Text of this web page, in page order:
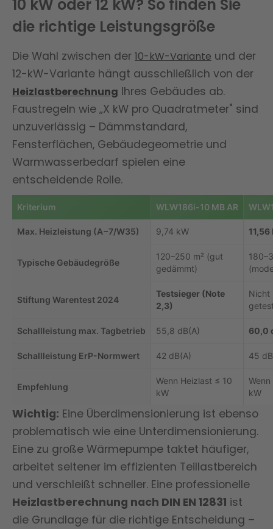
10 kW oder 12 kW? So finden Sie
die richtige Leistungsgröße
Die Wahl zwischen der 10-kW-Variante und der
12-kW-Variante hängt ausschließlich von der
Heizlastberechnung Ihres Gebäudes ab.
Faustregeln wie „X kW pro Quadratmeter" sind
unzuverlässig – Dämmstandard,
Fensterflächen, Gebäudegeometrie und
Warmwasserbedarf spielen eine
entscheidende Rolle.
Kriterium WLW186i-10 MB AR
Max. Heizleistung (A−7/W35) 9,74 kW 11,56
Typische Gebäudegröße
120–250 m² (gut
gedämmt)
Stiftung Warentest 2024
Testsieger (Note
2,3)
Nicht
Schallleistung max. Tagbetrieb 55,8 dB(A) 60,0
Schallleistung ErP-Normwert 42 dB(A) 45
Empfehlung
Wenn Heizlast ≤ 10
kW
kW
Wichtig: Eine Überdimensionierung ist ebenso
problematisch wie eine Unterdimensionierung.
Eine zu große Wärmepumpe taktet häufiger,
arbeitet seltener im effizienten Teillastbereich
und verschleißt schneller. Eine professionelle
Heizlastberechnung nach DIN EN 12831 ist
die Grundlage für die richtige Entscheidung –